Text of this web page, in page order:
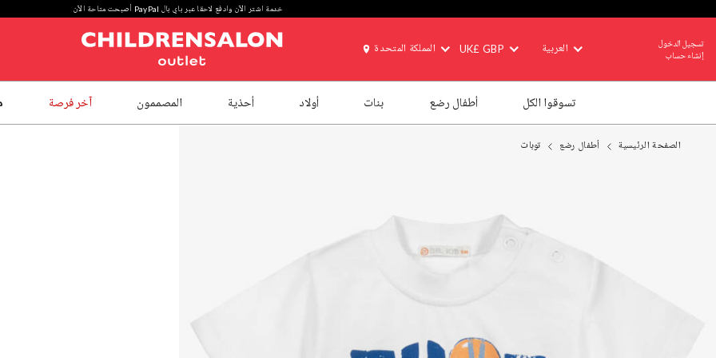
خدمة اشتر الآن وادفع لاحقا عبر باي بال PayPal أصبحت متاحة الآن
تسجيل الدخول
إنشاء حساب
العربية UK£ GBP المملكة المتحدة
تسوقوا الكل أطفال رضع بنات أولاد أحذية المصممون آخر فرصة
الصفحة الرئيسية أطفال رضع توبات